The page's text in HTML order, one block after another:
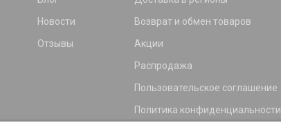
Новости
Отзывы
Возврат и обмен товаров
Акции
Распродажа
Пользовательское соглашение
Политика конфиденциальности